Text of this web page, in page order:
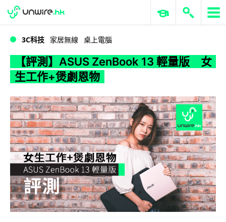
WWDC 2026 ERP 與商業 AI
3C科技 家居無線 桌上電腦
【評測】ASUS ZenBook 13 輕量版 女
生工作+煲劇恩物